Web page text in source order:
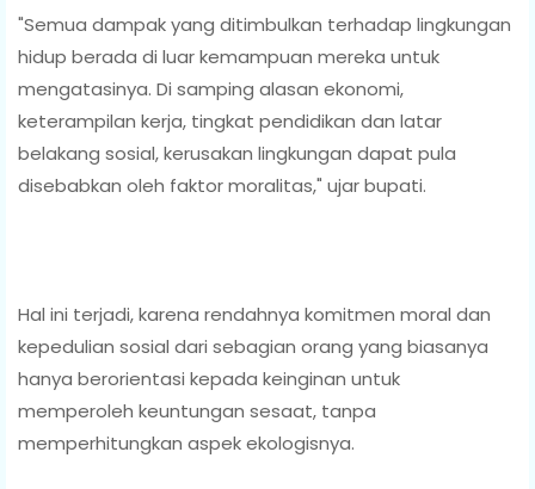
"Semua dampak yang ditimbulkan terhadap lingkungan
hidup berada di luar kemampuan mereka untuk
mengatasinya. Di samping alasan ekonomi,
keterampilan kerja, tingkat pendidikan dan latar
belakang sosial, kerusakan lingkungan dapat pula
disebabkan oleh faktor moralitas," ujar bupati.
Hal ini terjadi, karena rendahnya komitmen moral dan
kepedulian sosial dari sebagian orang yang biasanya
hanya berorientasi kepada keinginan untuk
memperoleh keuntungan sesaat, tanpa
memperhitungkan aspek ekologisnya.